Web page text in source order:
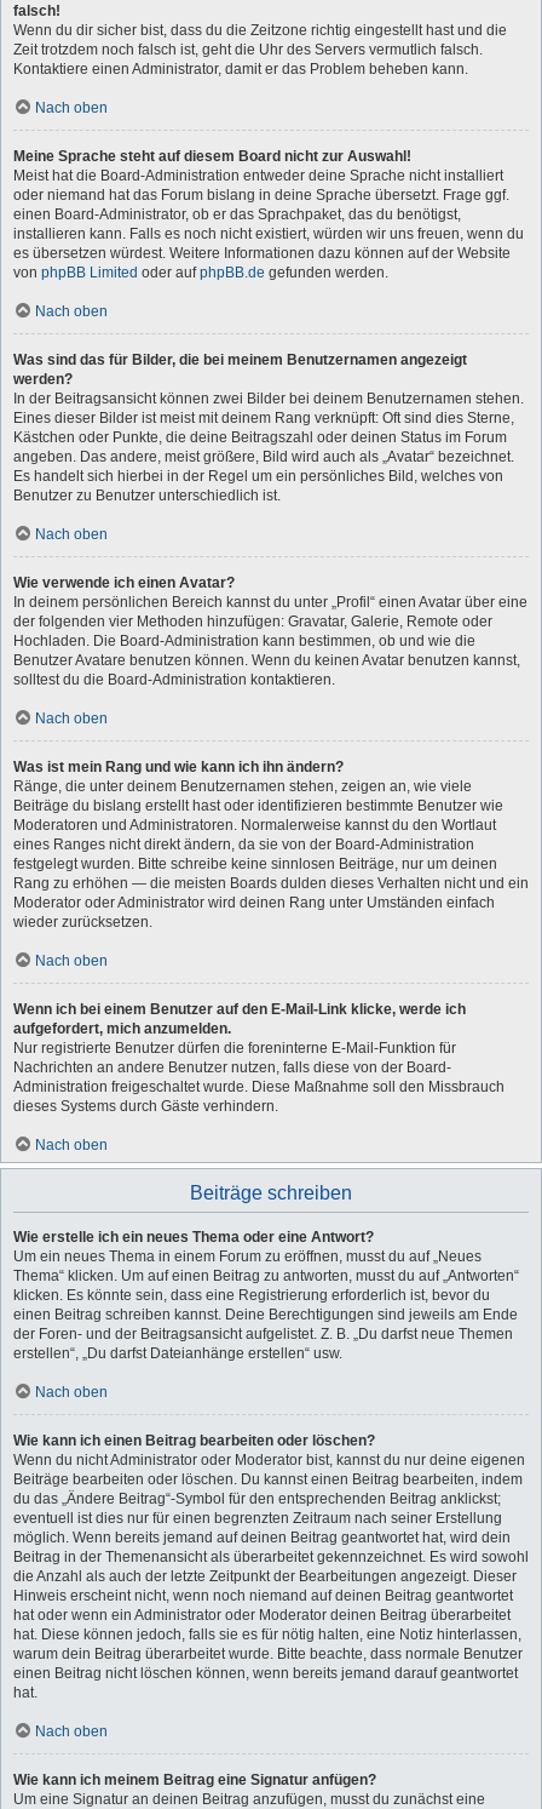
falsch!
Wenn du dir sicher bist, dass du die Zeitzone richtig eingestellt hast und die
Zeit trotzdem noch falsch ist, geht die Uhr des Servers vermutlich falsch.
Kontaktiere einen Administrator, damit er das Problem beheben kann.
Nach oben
Meine Sprache steht auf diesem Board nicht zur Auswahl!
Meist hat die Board-Administration entweder deine Sprache nicht installiert
oder niemand hat das Forum bislang in deine Sprache übersetzt. Frage ggf.
einen Board-Administrator, ob er das Sprachpaket, das du benötigst,
installieren kann. Falls es noch nicht existiert, würden wir uns freuen, wenn du
es übersetzen würdest. Weitere Informationen dazu können auf der Website
von phpBB Limited oder aufphpBB.de gefunden werden.
Nach oben
Was sind das für Bilder, die bei meinem Benutzernamen angezeigt
werden?
In der Beitragsansicht können zwei Bilder bei deinem Benutzernamen stehen.
Eines dieser Bilder ist meist mit deinem Rang verknüpft: Oft sind dies Sterne,
Kästchen oder Punkte, die deine Beitragszahl oder deinen Status im Forum
angeben. Das andere, meist größere, Bild wird auch als „Avatar“ bezeichnet.
Es handelt sich hierbei in der Regel um ein persönliches Bild, welches von
Benutzer zu Benutzer unterschiedlich ist.
Nach oben
Wie verwende ich einen Avatar?
In deinem persönlichen Bereich kannst du unter „Profil“ einen Avatar über eine
der folgenden vier Methoden hinzufügen: Gravatar, Galerie, Remote oder
Hochladen. Die Board-Administration kann bestimmen, ob und wie die
Benutzer Avatare benutzen können. Wenn du keinen Avatar benutzen kannst,
solltest du die Board-Administration kontaktieren.
Nach oben
Was ist mein Rang und wie kann ich ihn ändern?
Ränge, die unter deinem Benutzernamen stehen, zeigen an, wie viele
Beiträge du bislang erstellt hast oder identifizieren bestimmte Benutzer wie
Moderatoren und Administratoren. Normalerweise kannst du den Wortlaut
eines Ranges nicht direkt ändern, da sie von der Board-Administration
festgelegt wurden. Bitte schreibe keine sinnlosen Beiträge, nur um deinen
Rang zu erhöhen — die meisten Boards dulden dieses Verhalten nicht und ein
Moderator oder Administrator wird deinen Rang unter Umständen einfach
wieder zurücksetzen.
Nach oben
Wenn ich bei einem Benutzer auf den E-Mail-Link klicke, werde ich
aufgefordert, mich anzumelden.
Nur registrierte Benutzer dürfen die foreninterne E-Mail-Funktion für
Nachrichten an andere Benutzer nutzen, falls diese von der Board-
Administration freigeschaltet wurde. Diese Maßnahme soll den Missbrauch
dieses Systems durch Gäste verhindern.
Nach oben
Beiträge schreiben
Wie erstelle ich ein neues Thema oder eine Antwort?
Um ein neues Thema in einem Forum zu eröffnen, musst du auf „Neues
Thema“ klicken. Um auf einen Beitrag zu antworten, musst du auf „Antworten“
klicken. Es könnte sein, dass eine Registrierung erforderlich ist, bevor du
einen Beitrag schreiben kannst. Deine Berechtigungen sind jeweils am Ende
der Foren- und der Beitragsansicht aufgelistet. Z. B. „Du darfst neue Themen
erstellen“, „Du darfst Dateianhänge erstellen“ usw.
Nach oben
Wie kann ich einen Beitrag bearbeiten oder löschen?
Wenn du nicht Administrator oder Moderator bist, kannst du nur deine eigenen
Beiträge bearbeiten oder löschen. Du kannst einen Beitrag bearbeiten, indem
du das „Ändere Beitrag“-Symbol für den entsprechenden Beitrag anklickst;
eventuell ist dies nur für einen begrenzten Zeitraum nach seiner Erstellung
möglich. Wenn bereits jemand auf deinen Beitrag geantwortet hat, wird dein
Beitrag in der Themenansicht als überarbeitet gekennzeichnet. Es wird sowohl
die Anzahl als auch der letzte Zeitpunkt der Bearbeitungen angezeigt. Dieser
Hinweis erscheint nicht, wenn noch niemand auf deinen Beitrag geantwortet
hat oder wenn ein Administrator oder Moderator deinen Beitrag überarbeitet
hat. Diese können jedoch, falls sie es für nötig halten, eine Notiz hinterlassen,
warum dein Beitrag überarbeitet wurde. Bitte beachte, dass normale Benutzer
einen Beitrag nicht löschen können, wenn bereits jemand darauf geantwortet
hat.
Nach oben
Wie kann ich meinem Beitrag eine Signatur anfügen?
Um eine Signatur an deinen Beitrag anzufügen, musst du zunächst eine